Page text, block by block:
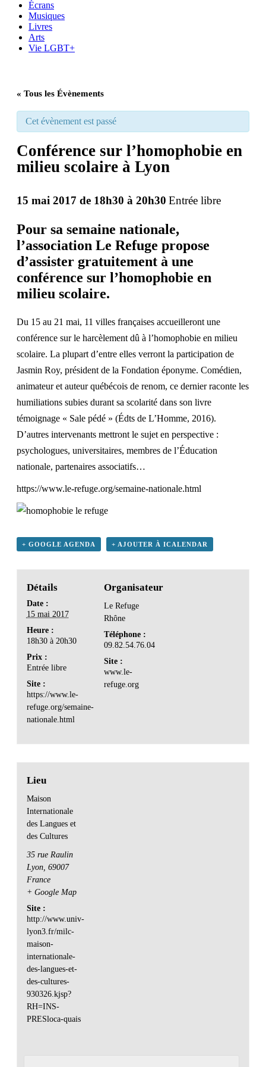
Écrans
Musiques
Livres
Arts
Vie LGBT+
« Tous les Évènements
Cet évènement est passé
Conférence sur l’homophobie en
milieu scolaire à Lyon
15 mai 2017 de 18h30 à 20h30 Entrée libre
Pour sa semaine nationale,
l’association Le Refuge propose
d’assister gratuitement à une
conférence sur l’homophobie en
milieu scolaire.
Du 15 au 21 mai, 11 villes françaises accueilleront une
conférence sur le harcèlement dû à l’homophobie en milieu
scolaire. La plupart d’entre elles verront la participation de
Jasmin Roy, président de la Fondation éponyme. Comédien,
animateur et auteur québécois de renom, ce dernier raconte les
humiliations subies durant sa scolarité dans son livre
témoignage « Sale pédé » (Édts de L’Homme, 2016).
D’autres intervenants mettront le sujet en perspective :
psychologues, universitaires, membres de l’Éducation
nationale, partenaires associatifs…
https://www.le-refuge.org/semaine-nationale.html
+ GOOGLE AGENDA + AJOUTER À ICALENDAR
Détails
Date :
15 mai 2017
Heure :
18h30 à 20h30
Prix :
Entrée libre
Site :
https://www.le-
refuge.org/semaine-
nationale.html
Organisateur
Le Refuge
Rhône
Téléphone :
09.82.54.76.04
Site :
www.le-
refuge.org
Lieu
Maison
Internationale
des Langues et
des Cultures
35 rue Raulin
Lyon, 69007
France
+ Google Map
Site :
http://www.univ-
lyon3.fr/milc-
maison-
internationale-
des-langues-et-
des-cultures-
930326.kjsp?
RH=INS-
PRESloca-quais